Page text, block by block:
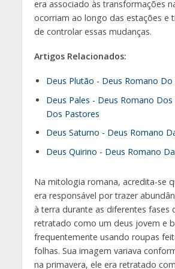
era associado às transformações
ocorriam ao longo das estações e
de controlar essas mudanças.
Artigos Relacionados:
Deus Plutão - Deus Romano
Deus Pales - Deus Romano Dos
Dos Pastores
Deus Saturno - Deus Romano
Deus Quirino - Deus Romano
Na mitologia romana, acredita-se
era responsável por trazer
à terra durante as diferentes fases
retratado como um deus jovem e
frequentemente usando roupas
folhas. Sua imagem variava
na primavera, ele era retratado